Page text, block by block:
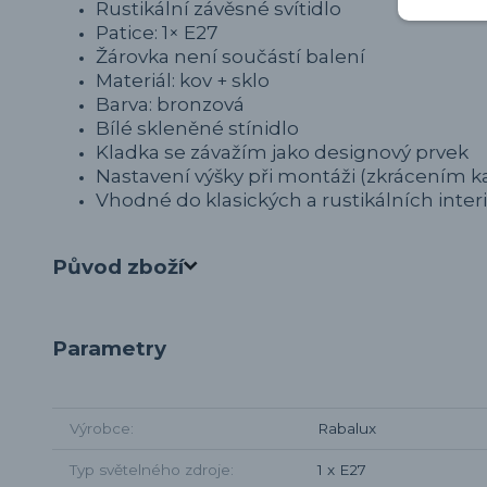
Rustikální závěsné svítidlo
Patice: 1× E27
Žárovka není součástí balení
Materiál: kov + sklo
Barva: bronzová
Bílé skleněné stínidlo
Kladka se závažím jako designový prvek
Nastavení výšky při montáži (zkrácením
Vhodné do klasických a rustikálních
Původ zboží
Parametry
Výrobce Rabalux
Typ světelného zdroje 1 x E27